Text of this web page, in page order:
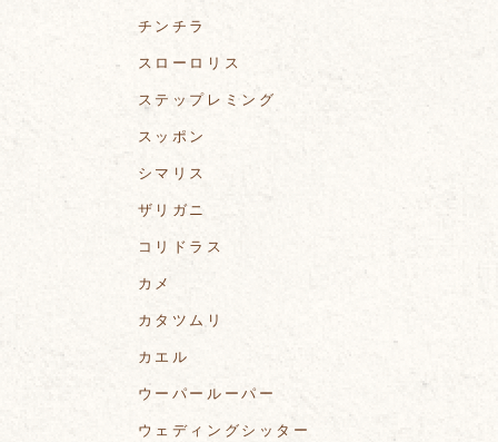
チンチラ
スローロリス
ステップレミング
スッポン
シマリス
ザリガニ
コリドラス
カメ
カタツムリ
カエル
ウーパールーパー
ウェディングシッター